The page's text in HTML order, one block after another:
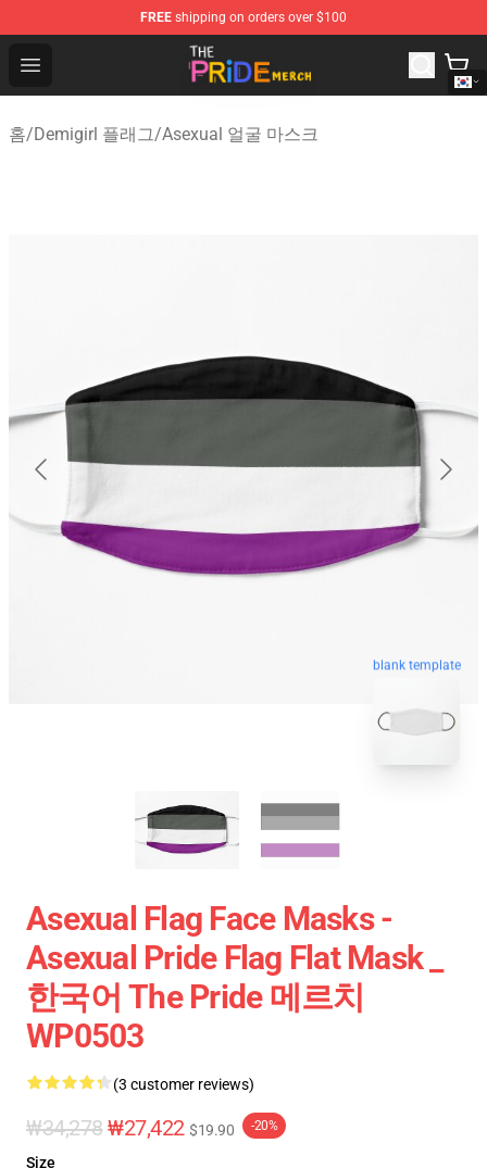
FREE shipping on orders over $100
Open menu
The Pride Shop - Official The Pride Merchandise Store
홈/Demigirl 플래그/Asexual 얼굴 마스크
blank template
Asexual Flag Face Masks -
Asexual Pride Flag Flat Mask _
한국어 The Pride 메르치
WP0503
(3 customer reviews)
₩34,278₩27,422 $19.90 -20%
Size